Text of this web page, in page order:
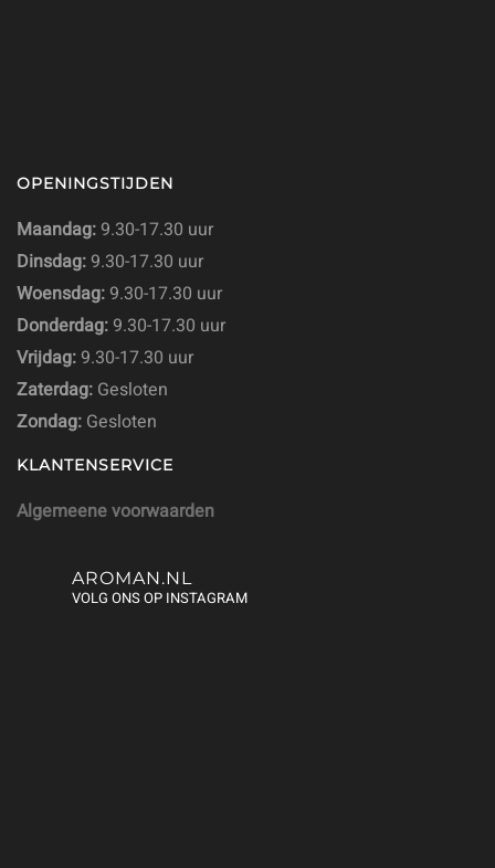
OPENINGSTIJDEN
Maandag: 9.30-17.30 uur
Dinsdag: 9.30-17.30 uur
Woensdag: 9.30-17.30 uur
Donderdag: 9.30-17.30 uur
Vrijdag: 9.30-17.30 uur
Zaterdag: Gesloten
Zondag: Gesloten
KLANTENSERVICE
Algemeene voorwaarden
AROMAN.NL
VOLG ONS OP INSTAGRAM